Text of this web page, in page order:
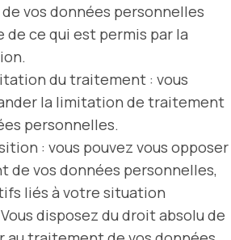
vos données personnelles
de ce qui est permis par la
du traitement : vous
la limitation de traitement
personnelles.
: vous pouvez vous opposer
de vos données personnelles,
liés à votre situation
disposez du droit absolu de